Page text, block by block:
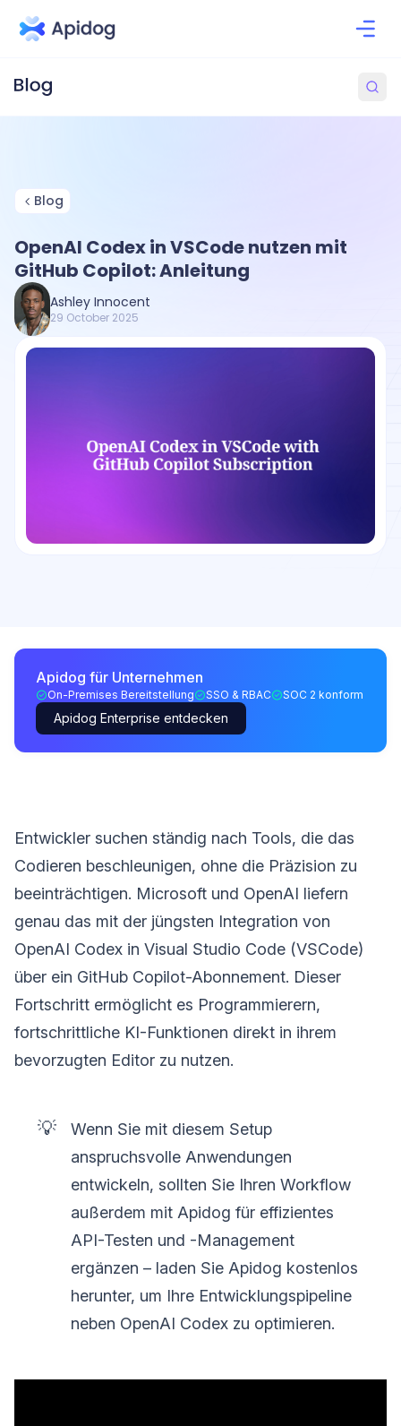
Blog
OpenAI Codex in VSCode nutzen mit
GitHub Copilot: Anleitung
Ashley Innocent
29 October 2025
Apidog für Unternehmen
On-Premises Bereitstellung SSO & RBAC SOC 2 konform
Apidog Enterprise entdecken
Entwickler suchen ständig nach Tools, die das
Codieren beschleunigen, ohne die Präzision zu
beeinträchtigen. Microsoft und OpenAI liefern
genau das mit der jüngsten Integration von
OpenAI Codex in Visual Studio Code (VSCode)
über ein GitHub Copilot-Abonnement. Dieser
Fortschritt ermöglicht es Programmierern,
fortschrittliche KI-Funktionen direkt in ihrem
bevorzugten Editor zu nutzen.
💡
Wenn Sie mit diesem Setup
anspruchsvolle Anwendungen
entwickeln, sollten Sie Ihren Workflow
außerdem mit Apidog für effizientes
API-Testen und -Management
ergänzen – laden Sie Apidog kostenlos
herunter, um Ihre Entwicklungspipeline
neben OpenAI Codex zu optimieren.